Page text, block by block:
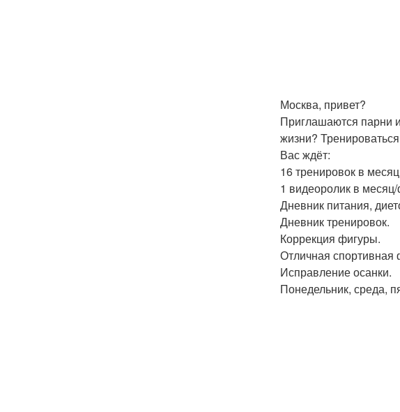
Москва, привет?
Приглашаются парни
жизни?
Вас ждёт:
16 тренировок в
1 видеоролик в
Дневник питания,
Дневник тренировок.
Коррекция фигуры.
Отличная спортивная
Исправление осанки.
Понедельник, среда,